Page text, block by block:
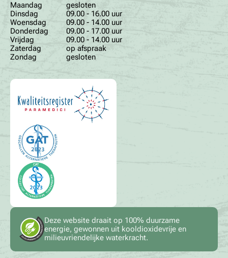
Maandag
gesloten
Dinsdag
09.00 - 16.00 uur
Woensdag
09.00 - 14.00 uur
Donderdag
09.00 - 17.00 uur
Vrijdag
09.00 - 14.00 uur
Zaterdag
op afspraak
Zondag
gesloten
Deze website draait op 100% duurzame
energie, gewonnen uit kooldioxidevrije en
milieuvriendelijke waterkracht.